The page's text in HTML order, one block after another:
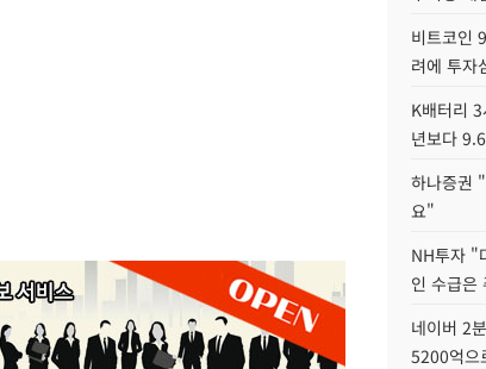
비트코인
려에 투자
K배터리
년보다
하나증권
요"
NH투자 "
인 수급은
네이버 2
5200억으